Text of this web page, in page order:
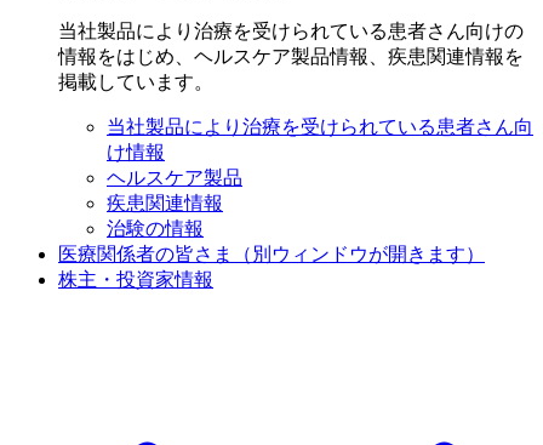
当社製品により治療を受けられている患者さん向けの
情報をはじめ、ヘルスケア製品情報、疾患関連情報を
掲載しています。
当社製品により治療を受けられている患者さん向
け情報
ヘルスケア製品
疾患関連情報
治験の情報
医療関係者の皆さま
（別ウィンドウが開きます）
株主・投資家情報